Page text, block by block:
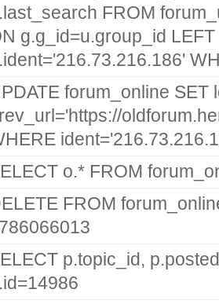
FROM
g.g_id=u.group_id
forum_online SET
o.* FROM
FROM
p.topic_id,